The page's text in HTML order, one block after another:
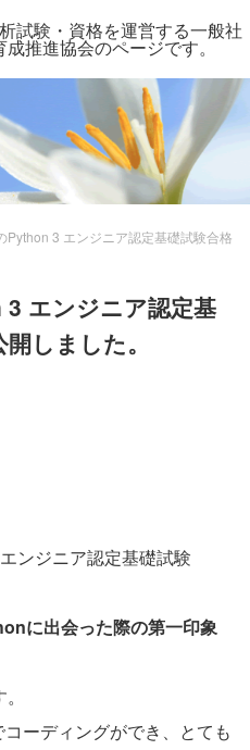
試験・資格を運営する一般社
推進協会のページです。
Python 3 エンジニア認定基礎試験合格
エンジニア認定基
しました。
ンジニア認定基礎試験
に出会った際の第一印象
ーディングができ、とても